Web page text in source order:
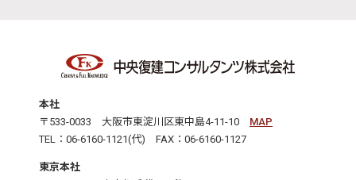
本社
〒533-0033 大阪市東淀川区東中島4-11-10 MAP
TEL：06-6160-1121(代) FAX：06-6160-1127
東京本社